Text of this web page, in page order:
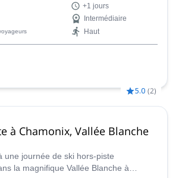
+1 jours
Intermédiaire
Haut
5.0 (2)
à Chamonix, Vallée Blanche
une journée de ski hors-piste
la magnifique Vallée Blanche à